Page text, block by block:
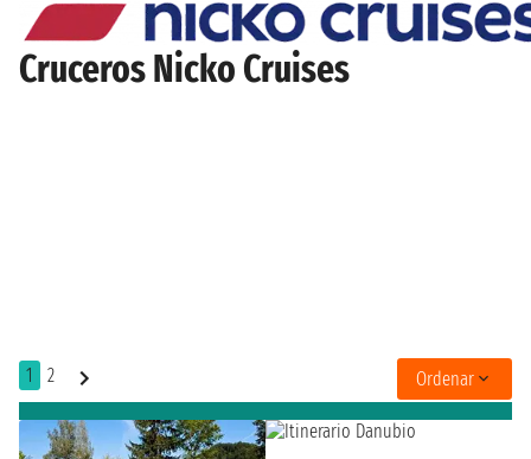
Cruceros Nicko Cruises
1 2 Ordenar